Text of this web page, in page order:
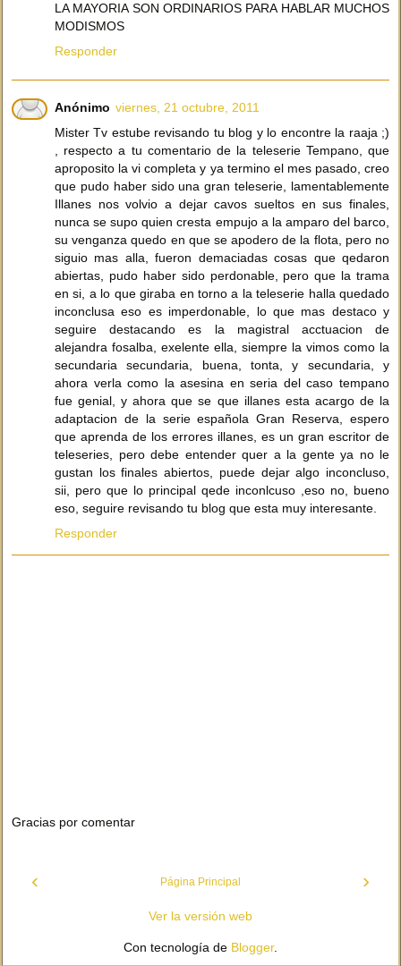
LA MAYORIA SON ORDINARIOS PARA HABLAR MUCHOS
MODISMOS
Responder
Anónimo viernes, 21 octubre, 2011
Mister Tv estube revisando tu blog y lo encontre la raaja ;)
, respecto a tu comentario de la teleserie Tempano, que
aproposito la vi completa y ya termino el mes pasado, creo
que pudo haber sido una gran teleserie, lamentablemente
Illanes nos volvio a dejar cavos sueltos en sus finales,
nunca se supo quien cresta empujo a la amparo del barco,
su venganza quedo en que se apodero de la flota, pero no
siguio mas alla, fueron demaciadas cosas que qedaron
abiertas, pudo haber sido perdonable, pero que la trama
en si, a lo que giraba en torno a la teleserie halla quedado
inconclusa eso es imperdonable, lo que mas destaco y
seguire destacando es la magistral acctuacion de
alejandra fosalba, exelente ella, siempre la vimos como la
secundaria secundaria, buena, tonta, y secundaria, y
ahora verla como la asesina en seria del caso tempano
fue genial, y ahora que se que illanes esta acargo de la
adaptacion de la serie española Gran Reserva, espero
que aprenda de los errores illanes, es un gran escritor de
teleseries, pero debe entender quer a la gente ya no le
gustan los finales abiertos, puede dejar algo inconcluso,
sii, pero que lo principal qede inconlcuso ,eso no, bueno
eso, seguire revisando tu blog que esta muy interesante.
Responder
Gracias por comentar
‹ ›
Página Principal
Ver la versión web
Con tecnología de Blogger.